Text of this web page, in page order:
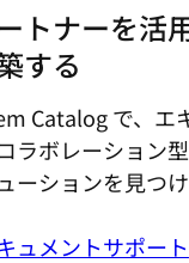
トナーを活
する
Catalog で、エ
ラボレーション
ーションを見つ
ュメントサポート